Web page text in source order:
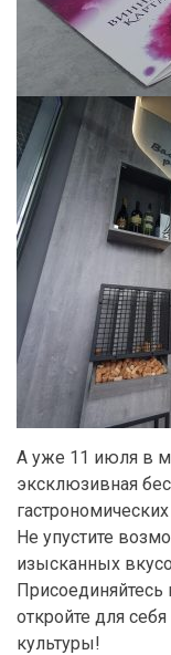
А уже 11 июля в
эксклюзивная
Не упустите
изысканных
откройте для
культуры!